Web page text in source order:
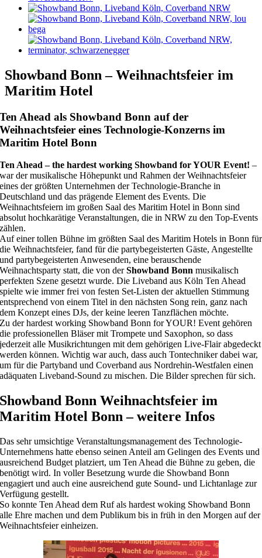
Showband Bonn – Weihnachtsfeier im
Maritim Hotel
Ten Ahead als Showband Bonn auf der
Weihnachtsfeier eines Technologie-Konzerns im
Maritim Hotel Bonn
Ten Ahead – the hardest working Showband for YOUR Event! –
war der musikalische Höhepunkt und Rahmen der Weihnachtsfeier
eines der größten Unternehmen der Technologie-Branche in
Deutschland und das prägende Element des Events. Die
Weihnachtsfeiern im großen Saal des Maritim Hotel in Bonn sind
absolut hochkarätige Veranstaltungen, die in NRW zu den Top-Events
zählen.
Auf einer tollen Bühne im größten Saal des Maritim Hotels in Bonn für
die Weihnachtsfeier, fand für die partybegeisterten Gäste, Angestellte
und partybegeisterten Anwesenden, eine berauschende
Weihnachtsparty statt, die von derShowband Bonn musikalisch
perfekten Szene gesetzt wurde. Die Liveband aus Köln Ten Ahead
spielte wie immer frei von festen Set-Listen der aktuellen Stimmung
entsprechend von einem Titel in den nächsten Song rein, ganz nach
dem Konzept eines DJs, der keine leeren Tanzflächen möchte.
Zu der hardest working Showband Bonn for YOUR! Event gehören
die professionellen Bläser mit Trompete und Saxophon, so dass
jederzeit alle Musikrichtungen mit dem gehörigen Live-Flair abgedeckt
werden können. Wichtig war auch, dass auch Tontechniker dabei war,
um für die Partyband und Coverband aus Nordrehin-Westfalen einen
adäquaten Liveband-Sound zu mischen. Die Bilder sprechen für sich.
Showband Bonn Weihnachtsfeier im
Maritim Hotel Bonn – weitere Infos
Das sehr umsichtige Veranstaltungsmanagement des Technologie-
Unternehmens hatte ebenso seinen Anteil am Gelingen des Events und
ausreichend Budget platziert, um Ten Ahead die Bühne zu geben, die
benötigt wird. In voller Besetzung wurde die Showband Bonn
engagiert und auch eine ausreichend gute Sound- und Lichtanlage zur
Verfügung gestellt.
So konnte Ten Ahead dem Ruf als hardest woking Showband Bonn
alle Ehre machen und dem Publikum bis in früh in den Morgen auf der
Weihnachtsfeier einheizen.